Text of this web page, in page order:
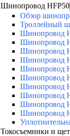
Шинопровод HFP50
Обзор
Троллейный
Шинопровод
Шинопровод
Шинопровод
Шинопровод
Шинопровод
Шинопровод
Шинопровод
Шинопровод
Шинопровод
Шинопровод
Токосъемники и